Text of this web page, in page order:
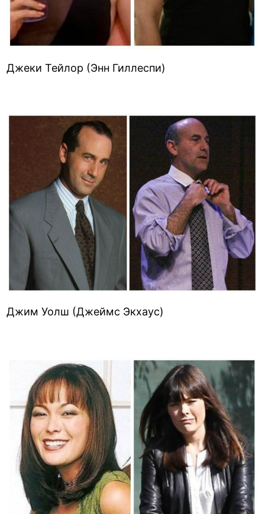
Джеки Тейлор (Энн Гиллеспи)
Джим Уолш (Джеймс Экхаус)